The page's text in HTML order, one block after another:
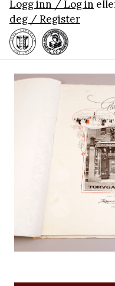
Logg inn / Log in
deg / Register